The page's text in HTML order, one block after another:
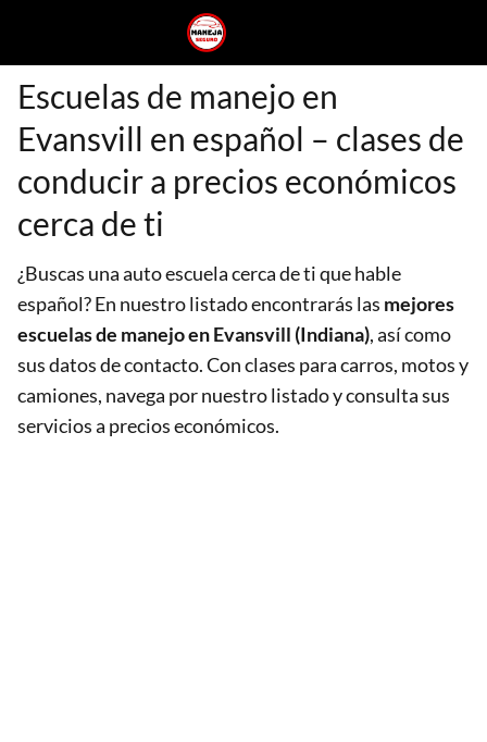
Escuelas de manejo en
Evansvill en español – clases de
conducir a precios económicos
cerca de ti
¿Buscas una auto escuela cerca de ti que hable
español? En nuestro listado encontrarás las mejores
escuelas de manejo en Evansvill (Indiana), así como
sus datos de contacto. Con clases para carros, motos y
camiones, navega por nuestro listado y consulta sus
servicios a precios económicos.